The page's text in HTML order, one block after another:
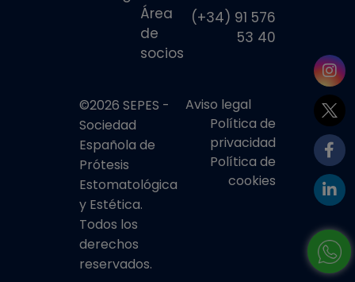
Área
de
socios
(+34) 91 576
53 40
©2026 SEPES -
Sociedad
Española de
Prótesis
Estomatológica
y Estética.
Todos los
derechos
reservados.
Aviso legal
Política de
privacidad
Política de
cookies